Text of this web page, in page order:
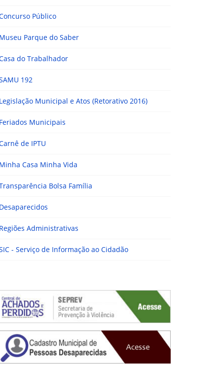
Público
Parque do Saber
do Trabalhador
192
Municipal e Atos (Retorativo 2016)
Municipais
de IPTU
Casa Minha Vida
Bolsa Família
Administrativas
- Serviço de Informação ao Cidadão